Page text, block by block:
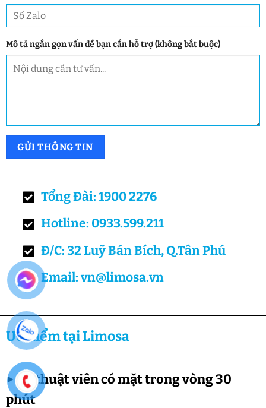
Mô tả ngắn gọn vấn đề bạn cần hỗ trợ (không bắt buộc)
Tổng Đài: 1900 2276
Hotline: 0933.599.211
Đ/C: 32 Luỹ Bán Bích, Q.Tân Phú
Email: vn@limosa.vn
Ưu điểm tại Limosa
▶Kỹ thuật viên có mặt trong vòng 30
phút